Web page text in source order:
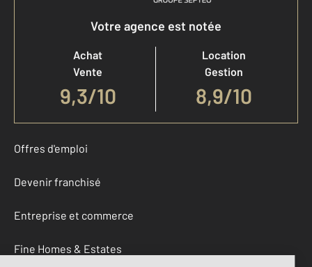
Votre agence est notée
Achat
Vente
9,3/10
Location
Gestion
8,9/10
Offres d'emploi
Devenir franchisé
Entreprise et commerce
Fine Homes & Estates